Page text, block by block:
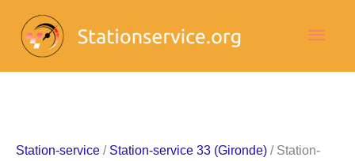
contenu
Station-service / Station-service 33 (Gironde) / Station-